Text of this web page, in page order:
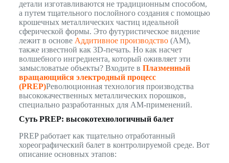
детали изготавливаются не традиционным способом,
а путем тщательного послойного создания с помощью
крошечных металлических частиц идеальной
сферической формы. Это футуристическое видение
лежит в основе Аддитивное производство(AM),
также известной как 3D-печать. Но как насчет
волшебного ингредиента, который оживляет эти
замысловатые объекты? Входите в Плазменный
вращающийся электродный процесс
(PREP)Революционная технология производства
высококачественных металлических порошков,
специально разработанных для AM-применений.
Суть PREP: высокотехнологичный балет
PREP работает как тщательно отработанный
хореографический балет в контролируемой среде. Вот
описание основных этапов: